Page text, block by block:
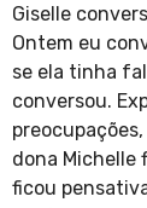
Giselle
Ontem eu
se ela tinha
conversou.
dona Michelle
ficou